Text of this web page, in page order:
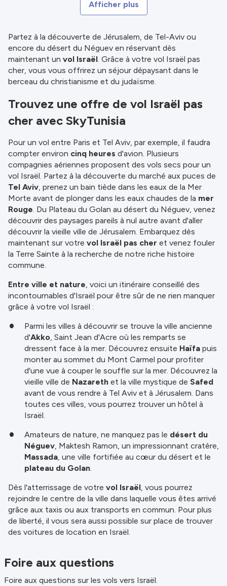
Afficher plus
Partez à la découverte de Jérusalem, de Tel-Aviv ou
encore du désert du Néguev en réservant dès
maintenant un vol Israël. Grâce à votre vol Israël pas
cher, vous vous offrirez un séjour dépaysant dans le
berceau du christianisme et du judaïsme.
Trouvez une offre de vol Israël pas
cher avec SkyTunisia
Pour un vol entre Paris et Tel Aviv, par exemple, il faudra
compter environ cinq heures d'avion. Plusieurs
compagnies aériennes proposent des vols secs pour un
vol Israël. Partez à la découverte du marché aux puces de
Tel Aviv, prenez un bain tiède dans les eaux de la Mer
Morte avant de plonger dans les eaux chaudes de la mer
Rouge. Du Plateau du Golan au désert du Néguev, venez
découvrir des paysages pareils à nul autre avant d'aller
découvrir la vieille ville de Jérusalem. Embarquez dès
maintenant sur votre vol Israël pas cher et venez fouler
la Terre Sainte à la recherche de notre riche histoire
commune.
Entre ville et nature, voici un itinéraire conseillé des
incontournables d'Israël pour être sûr de ne rien manquer
grâce à votre vol Israël :
Parmi les villes à découvrir se trouve la ville ancienne
d'Akko, Saint Jean d'Acre où les remparts se
dressent face à la mer. Découvrez ensuite Haïfa puis
monter au sommet du Mont Carmel pour profiter
d'une vue à couper le souffle sur la mer. Découvrez la
vieille ville de Nazareth et la ville mystique de Safed
avant de vous rendre à Tel Aviv et à Jérusalem. Dans
toutes ces villes, vous pourrez trouver un hôtel à
Israël.
Amateurs de nature, ne manquez pas le désert du
Néguev, Maktesh Ramon, un impressionnant cratère,
Massada, une ville fortifiée au cœur du désert et le
plateau du Golan.
Dès l'atterrissage de votre vol Israël, vous pourrez
rejoindre le centre de la ville dans laquelle vous êtes arrivé
grâce aux taxis ou aux transports en commun. Pour plus
de liberté, il vous sera aussi possible sur place de trouver
des voitures de location en Israël.
Foire aux questions
Foire aux questions sur les vols vers Israël.